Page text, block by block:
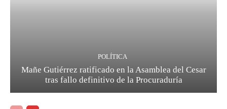
POLÍTICA
Mañe Gutiérrez ratificado en la Asamblea del Cesar
tras fallo definitivo de la Procuraduría